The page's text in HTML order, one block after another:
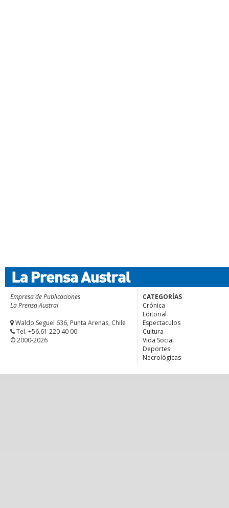
Empresa de Publicaciones
La Prensa Austral
Waldo Seguel 636, Punta Arenas, Chile
Tel. +56.61 220 40 00
© 2000-2026
CATEGORÍAS
Crónica
Editorial
Espectaculos
Cultura
Vida Social
Deportes
Necrológicas